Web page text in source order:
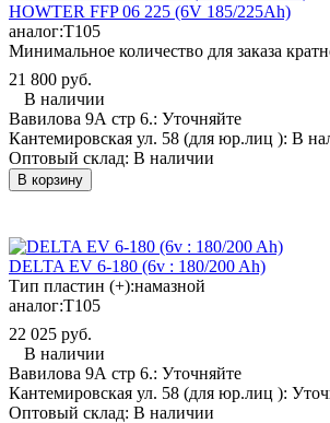
HOWTER FFP 06 225 (6V 185/225Ah)
аналог:T105
Минимальное количество для заказа
21 800 руб.
В наличии
Вавилова 9А стр 6.: Уточняйте
Кантемировская ул. 58 (для юр.лиц ): В
Оптовый склад: В наличии
В корзину
DELTA EV 6-180 (6v : 180/200 Ah)
Тип пластин (+):намазной
аналог:T105
22 025 руб.
В наличии
Вавилова 9А стр 6.: Уточняйте
Кантемировская ул. 58 (для юр.лиц ):
Оптовый склад: В наличии